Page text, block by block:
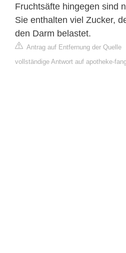
Fruchtsäfte hingegen sind
Sie enthalten viel Zucker,
den Darm belastet.
Antrag auf Entfernung der Quelle
vollständige Antwort auf apotheke-